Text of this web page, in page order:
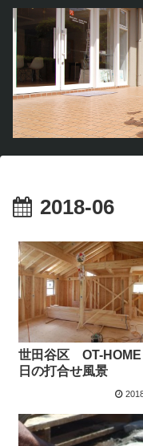
2018-06
世田谷区 OT-HOME
日の打合せ風景